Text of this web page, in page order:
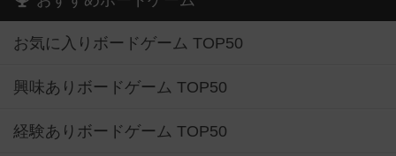
お気に入りボードゲーム TOP50
興味ありボードゲーム TOP50
経験ありボードゲーム TOP50